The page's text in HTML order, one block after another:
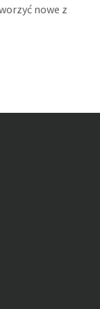
nowe z